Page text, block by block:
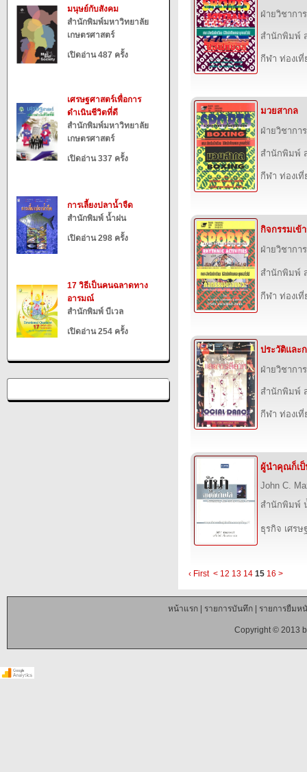
มนุษย์กับสังคม
สำนักพิมพ์มหาวิทยาลัย
เกษตรศาสตร์
เปิดอ่าน 487 ครั้ง
เศรษฐศาสตร์เพื่อการ
ดำเนินชีวิตที่ดี
สำนักพิมพ์มหาวิทยาลัย
เกษตรศาสตร์
เปิดอ่าน 337 ครั้ง
การเลี้ยงปลาน้ำจืด
สำนักพิมพ์ น้ำฝน
เปิดอ่าน 298 ครั้ง
17 วิธีเป็นคนฉลาดทาง
อารมณ์
สำนักพิมพ์ บีเวล
เปิดอ่าน 254 ครั้ง
ฝ่ายวิชากา
สำนักพิมพ์
กีฬา ท่องเ
มวยสากล
ฝ่ายวิชากา
สำนักพิมพ์
กีฬา ท่องเ
กิจกรรมเข้
ฝ่ายวิชากา
สำนักพิมพ์
กีฬา ท่องเ
ประวัติและ
ฝ่ายวิชากา
สำนักพิมพ์
กีฬา ท่องเ
ผู้นำคุณก็เป็
John C.
สำนักพิมพ์
ธุรกิจ เศรษ
‹ First < 12 13 14 15 16 >
หน้าแรก| รายการบันทึก| รายการยืมห
Copyright © 2013